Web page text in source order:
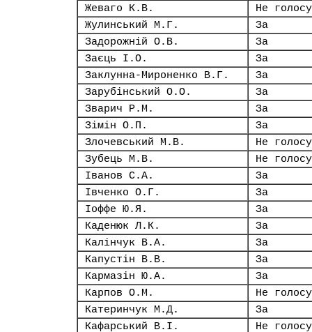
Жеваго К.В.
Не
Жулинський М.Г.
За
Задорожній О.В.
За
Заєць І.О.
За
Заклунна-Мироненко В.Г.
За
Зарубінський О.О.
За
Зварич Р.М.
За
Зімін О.П.
За
Злочевський М.В.
Не
Зубець М.В.
Не
Іванов С.А.
За
Івченко О.Г.
За
Іоффе Ю.Я.
За
Каденюк Л.К.
За
Калінчук В.А.
За
Капустін В.В.
За
Кармазін Ю.А.
За
Карпов О.М.
Не
Катеринчук М.Д.
За
Кафарський В.І.
Не